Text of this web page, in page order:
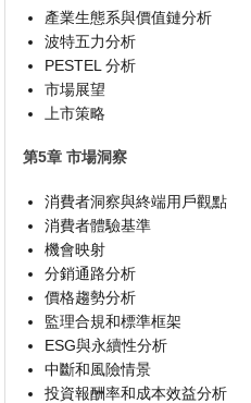
產業生態系與價值鏈分析
波特五力分析
PESTEL 分析
市場展望
上市策略
第5章 市場洞察
消費者洞察與終端用戶觀點
消費者體驗基準
機會映射
分銷通路分析
價格趨勢分析
監理合規和標準框架
ESG與永續性分析
中斷和風險情景
投資報酬率和成本效益分析